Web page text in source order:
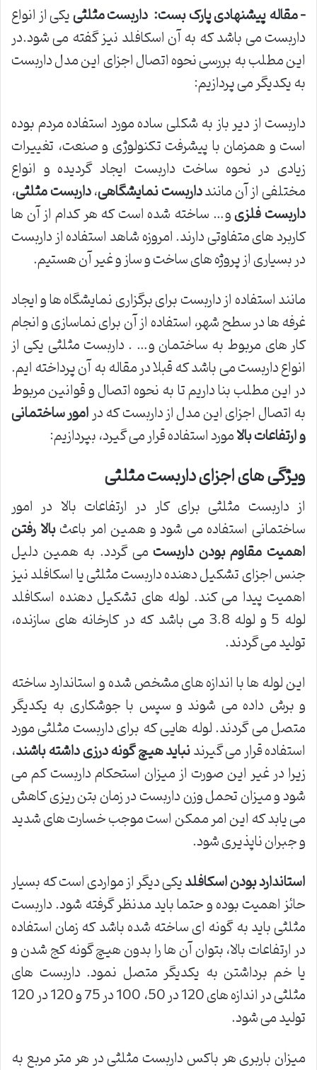
–مقاله پیشنهادی پارک بست: داربست مثلثییکی از انواع
داربست می باشد که به آن اسکافلد نیز گفته می شود.در
این مطلب به بررسی نحوه اتصال اجزای این مدل داربست
به یکدیگر می پردازیم:
داربست از دیر باز به شکلی ساده مورد استفاده مردم بوده
است و همزمان با پیشرفت تکنولوژی و صنعت، تغییرات
زیادی در نحوه ساخت داربست ایجاد گردیده و انواع
مختلفی از آن مانندداربست نمایشگاهی،داربست مثلثی،
داربست فلزیو… ساخته شده است که هر کدام از آن ها
کاربرد های متفاوتی دارند. امروزه شاهد استفاده از داربست
در بسیاری از پروژه های ساخت و ساز و غیر آن هستیم.
مانند استفاده از داربست برای برگزاری نمایشگاه ها و ایجاد
غرفه ها در سطح شهر، استفاده از آن برای نماسازی و انجام
کار های مربوط به ساختمان و… . داربست مثلثی یکی از
انواع داربست می باشد که قبلا در مقاله به آن پرداخته ایم.
در این مطلب بنا داریم تا به نحوه اتصال و قوانین مربوط
به اتصال اجزای این مدل از داربست که درامور ساختمانی
و ارتفاعات بالامورد استفاده قرار می گیرد، بپردازیم:
ویژگی های اجزای داربست مثلثی
از داربست مثلثی برای کار در ارتفاعات بالا در امور
ساختمانی استفاده می شود و همین امر باعثبالا رفتن
اهمیت مقاوم بودن داربستمی گردد. به همین دلیل
جنس اجزای تشکیل دهنده داربست مثلثی یا اسکافلد نیز
اهمیت پیدا می کند. لوله های تشکیل دهنده اسکافلد
لوله 5 و لوله 3.8 می باشد که در کارخانه های سازنده،
تولید می گردند.
این لوله ها با اندازه های مشخص شده و استاندارد ساخته
و برش داده می شوند و سپس با جوشکاری به یکدیگر
متصل می گردند. لوله هایی که برای داربست مثلثی مورد
استفاده قرار می گیرندنباید هیچ گونه درزی داشته باشند،
زیرا در غیر این صورت از میزان استحکام داربست کم می
شود و میزان تحمل وزن داربست در زمان بتن ریزی کاهش
می یابد که این امر ممکن است موجب خسارت های شدید
و جبران ناپذیری شود.
استاندارد بودن اسکافلدیکی دیگر از مواردی است که بسیار
حائز اهمیت بوده و حتما باید مدنظر گرفته شود. داربست
مثلثی باید به گونه ای ساخته شده باشد که زمان استفاده
در ارتفاعات بالا، بتوان آن ها را بدون هیچ گونه کج شدن و
یا خم برداشتن به یکدیگر متصل نمود. داربست های
مثلثی در اندازه های 120 در 50، 100 در 75 و 120 در 120
تولید می شود.
میزان باربری هر باکس داربست مثلثی در هر متر مربع به